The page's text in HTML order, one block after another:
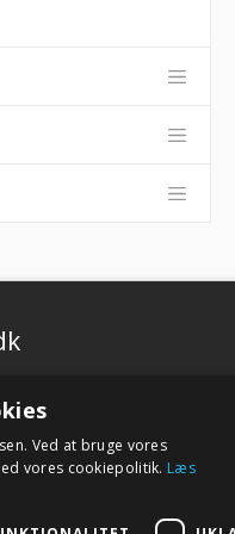
Ved at bruge vores
vores cookiepolitik. Læs